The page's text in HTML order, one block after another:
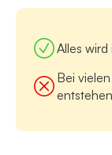
Alles
Bei